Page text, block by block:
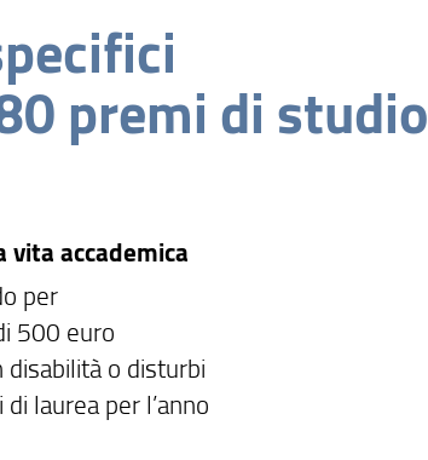
premi di studio
accademica
per
500 euro
o disturbi
laurea per l’anno